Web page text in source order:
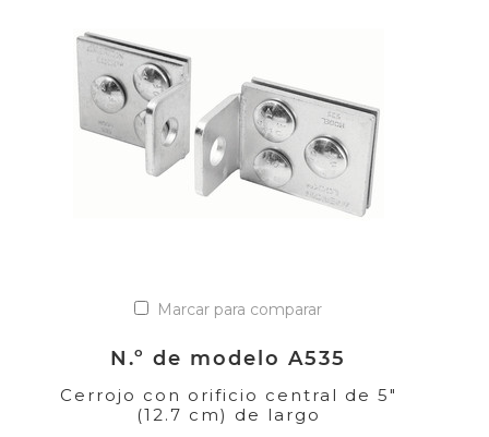
Marcar para comparar
N.º de modelo A535
Cerrojo con orificio central de 5"
(12.7 cm) de largo